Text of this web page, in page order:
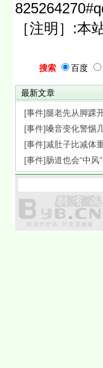
［注明］:本
搜索 百度
最新文章
[事件]腿老先从脚踝
[事件]嗓音变化警惕
[事件]减肚子比减体
[事件]肠道也会“中风”